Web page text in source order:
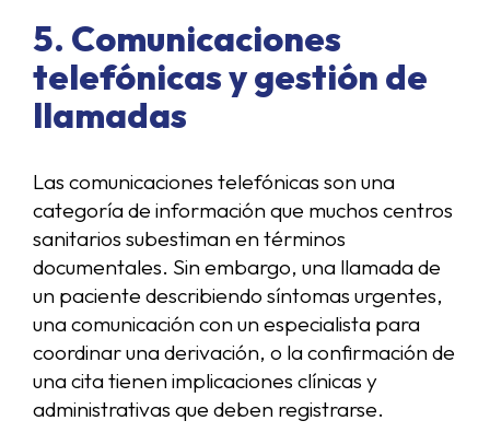
5. Comunicaciones
telefónicas y gestión de
llamadas
Las comunicaciones telefónicas son una
categoría de información que muchos centros
sanitarios subestiman en términos
documentales. Sin embargo, una llamada de
un paciente describiendo síntomas urgentes,
una comunicación con un especialista para
coordinar una derivación, o la confirmación de
una cita tienen implicaciones clínicas y
administrativas que deben registrarse.